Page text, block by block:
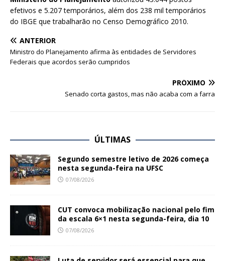
efetivos e 5.207 temporários, além dos 238 mil temporários
do IBGE que trabalharão no Censo Demográfico 2010.
ANTERIOR
Ministro do Planejamento afirma às entidades de Servidores
Federais que acordos serão cumpridos
PRÓXIMO
Senado corta gastos, mas não acaba com a farra
ÚLTIMAS
Segundo semestre letivo de 2026 começa
nesta segunda-feira na UFSC
07/08/2026
CUT convoca mobilização nacional pelo fim
da escala 6×1 nesta segunda-feira, dia 10
07/08/2026